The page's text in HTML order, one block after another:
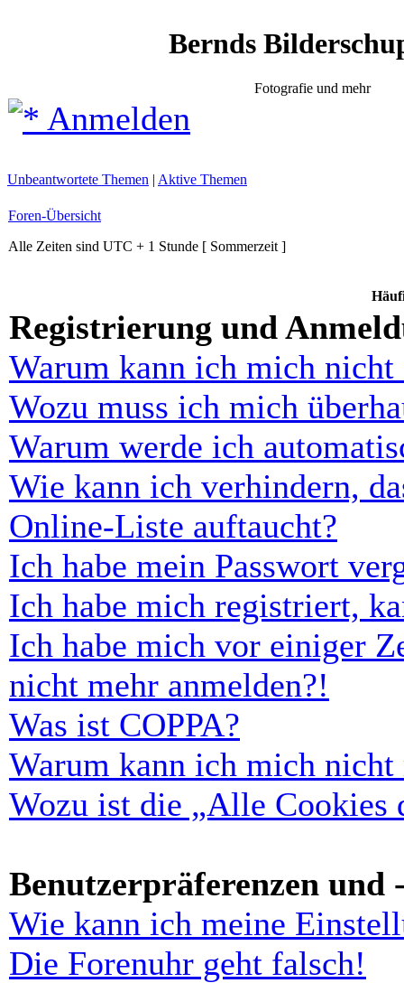
Bernds
Fotografie und mehr
Anmelden
Unbeantwortete Themen | Aktive Themen
Foren-Übersicht
Alle Zeiten sind UTC + 1 Stunde [ Sommerzeit ]
Registrierung und
Warum kann ich mich nicht
Wozu muss ich mich
Warum werde ich
Wie kann ich verhindern,
Online-Liste auftaucht?
Ich habe mein Passwort
Ich habe mich registriert,
Ich habe mich vor einiger
nicht mehr anmelden?!
Was ist COPPA?
Warum kann ich mich nicht
Wozu ist die „Alle Cookies
Benutzerpräferenzen und
Wie kann ich meine
Die Forenuhr geht falsch!